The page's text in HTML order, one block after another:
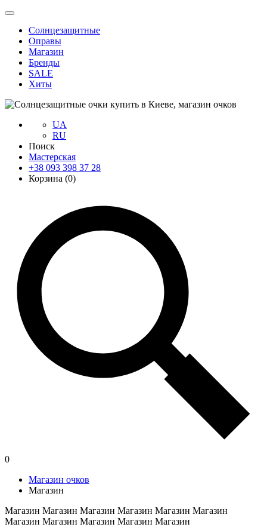
Солнцезащитные
Оправы
Магазин
Бренды
SALE
Хиты
UA
RU
Поиск
Мастерская
+38 093 398 37 28
Корзина (0)
0
Магазин очков
Магазин
Магазин Магазин Магазин Магазин Магазин Магазин
Магазин Магазин Магазин Магазин Магазин